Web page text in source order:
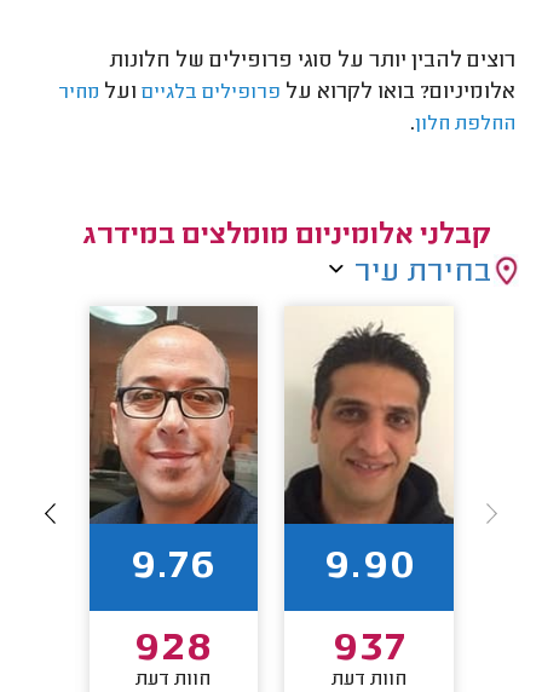
רוצים להבין יותר על סוגי פרופילים של חלונות
אלומיניום? בואו לקרוא על פרופילים בלגיים ועל מחיר
החלפת חלון.
קבלני אלומיניום מומלצים במידרג
בחירת עיר
9.90
937
חוות דעת
9.76
928
חוות דעת